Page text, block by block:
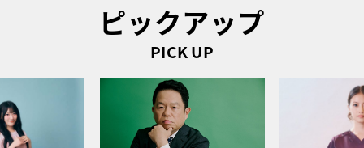
ピックアップ
PICK UP